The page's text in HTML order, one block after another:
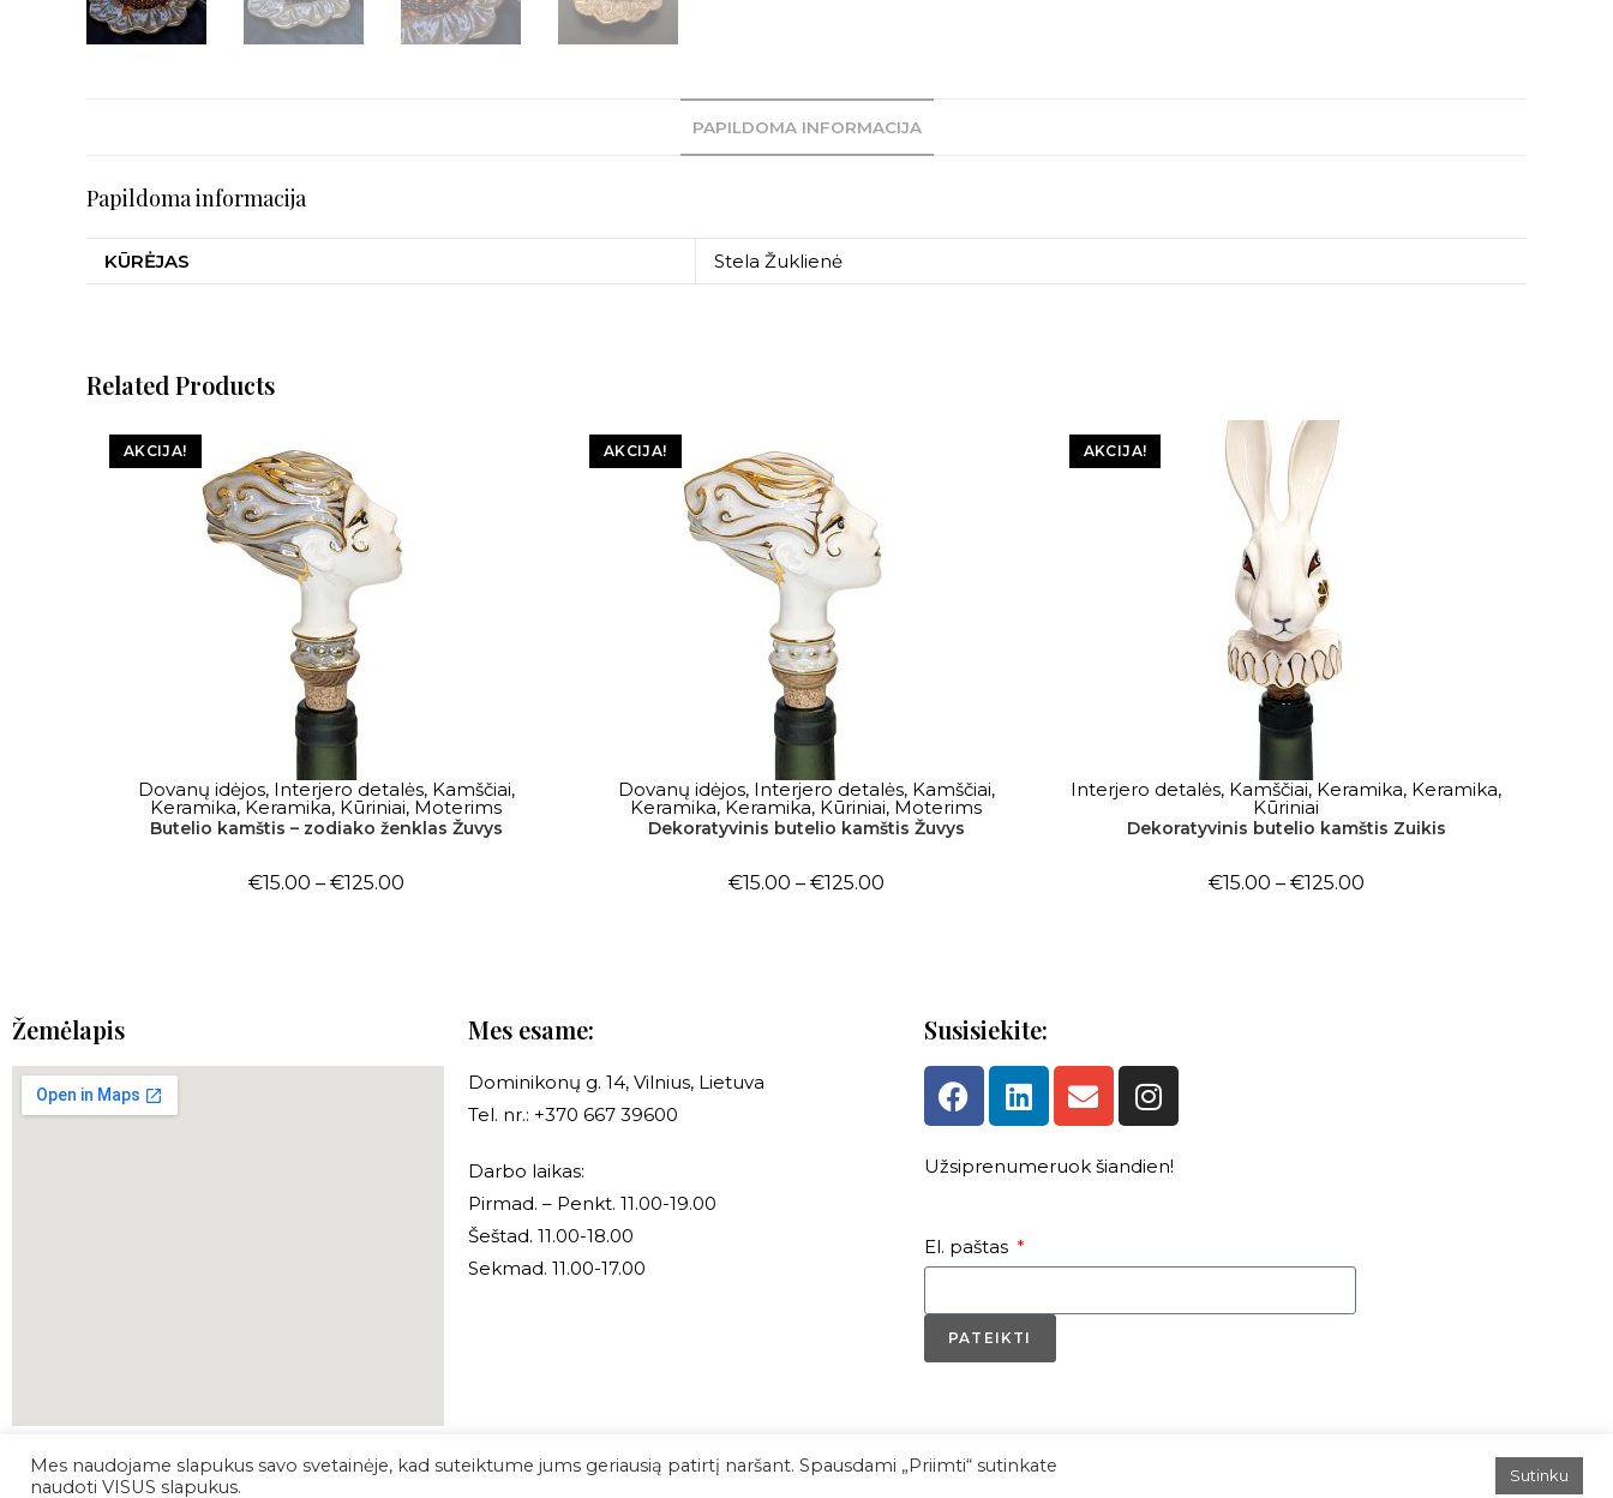
PAPILDOMA INFORMACIJA
Papildoma informacija
KŪRĖJAS Stela Žuklienė
Related Products
AKCIJA!
PASIRINKTI SAVYBES
Dovanų idėjos, Interjero detalės, Kamščiai,
Keramika,Keramika, Kūriniai, Moterims
Butelio kamštis – zodiako ženklas Žuvys
€15.00 – €125.00
AKCIJA!
PASIRINKTI SAVYBES
Dovanų idėjos, Interjero detalės, Kamščiai,
Keramika,Keramika, Kūriniai, Moterims
Dekoratyvinis butelio kamštis Žuvys
€15.00 – €125.00
AKCIJA!
PASIRINKTI SAVYBES
Interjero detalės, Kamščiai, Keramika, Keramika,
Kūriniai
Dekoratyvinis butelio kamštis Zuikis
€15.00 – €125.00
Žemėlapis Mes esame:
Dominikonų g. 14, Vilnius, Lietuva
Tel. nr.: +370 667 39600
Darbo laikas:
Pirmad. – Penkt. 11.00-19.00
Šeštad. 11.00-18.00
Sekmad. 11.00-17.00
Susisiekite:
Užsiprenumeruok šiandien!
El. paštas
PATEIKTI
Produktai Apie mus Tinklaraštis Apsipirkimo taisyklės Privatumo politika Kontaktai Kalbos
Mes naudojame slapukus savo svetainėje, kad suteiktume jums geriausią patirtį naršant. Spausdami „Priimti“ sutinkate
naudoti VISUS slapukus.
Sutinku